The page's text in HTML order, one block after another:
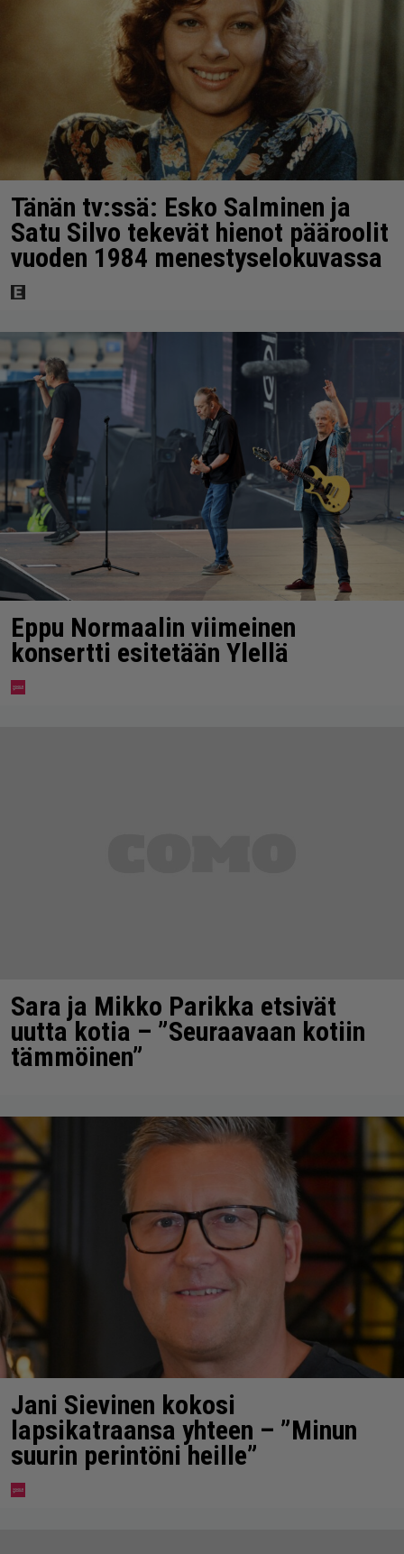
Tänän tv:ssä: Esko Salminen ja
Satu Silvo tekevät hienot pääroolit
vuoden 1984 menestyselokuvassa
Eppu Normaalin viimeinen
konsertti esitetään Ylellä
Sara ja Mikko Parikka etsivät
uutta kotia – ”Seuraavaan kotiin
tämmöinen”
Jani Sievinen kokosi
lapsikatraansa yhteen – ”Minun
suurin perintöni heille”